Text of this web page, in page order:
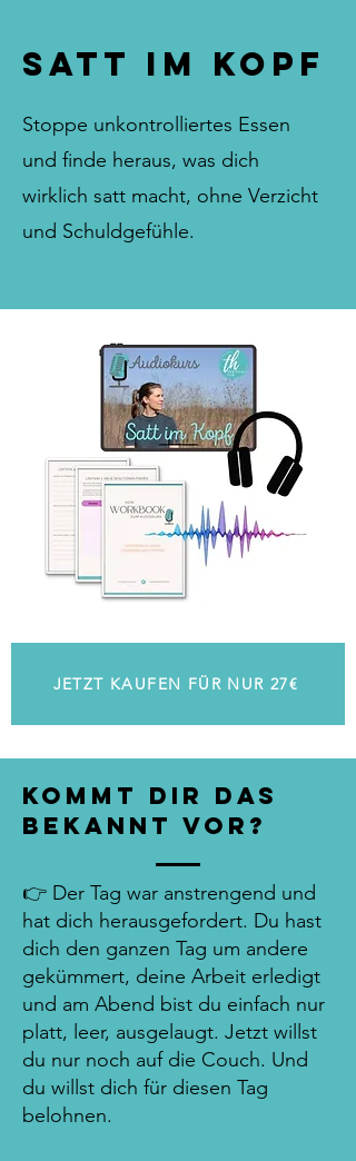
Satt im Kopf
Stoppe unkontrolliertes Essen
und finde heraus, was dich
wirklich satt macht, ohne Verzicht
und Schuldgefühle.
JETZT KAUFEN FÜR NUR 27€
Kommt dir das
bekannt vor?
​👉 Der Tag war anstrengend und
hat dich herausgefordert. Du hast
dich den ganzen Tag um andere
gekümmert, deine Arbeit erledigt
und am Abend bist du einfach nur
platt, leer, ausgelaugt. Jetzt willst
du nur noch auf die Couch. Und
du willst dich für diesen Tag
belohnen.